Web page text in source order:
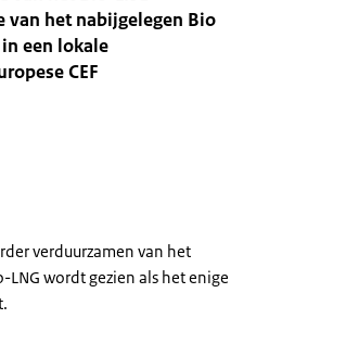
van het nabijgelegen Bio
een lokale
CEF
verduurzamen van het
wordt gezien als het enige